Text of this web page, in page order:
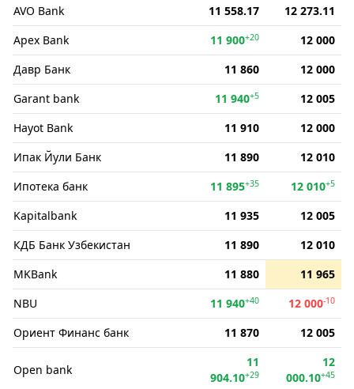
AVO Bank
11 558.17
12 273.11
Apex Bank
11 900+20
12 000
Давр Банк
11 860
12 000
Garant bank
11 940+5
12 005
Hayot Bank
11 910
12 000
Ипак Йули Банк
11 890
12 010
Ипотека банк
11 895+35 12 010+5
Kapitalbank 11 935
12 005
КДБ Банк Узбекистан
11 890
12 010
MKBank
11 880
11 965
NBU
11 940+40 12 000-10
Ориент Финанс банк 11 870 12 005
Open bank
11
904.10+29
12
000.10+45